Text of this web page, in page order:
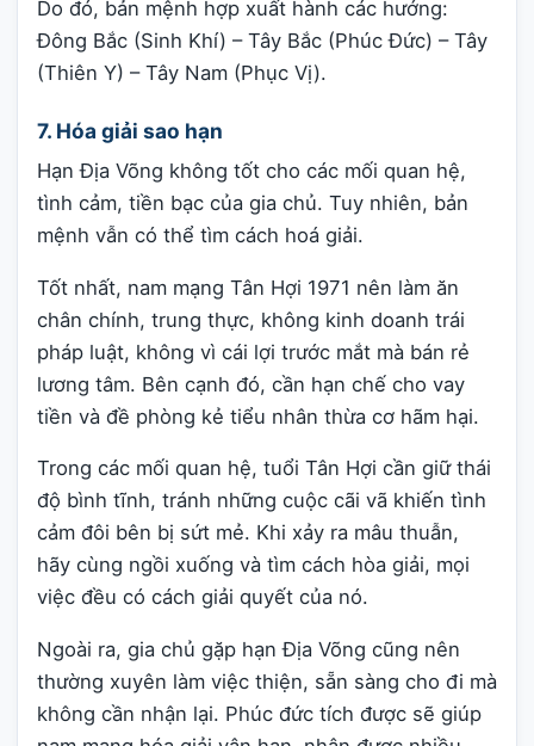
Do đó, bản mệnh hợp xuất hành các hướng:
Đông Bắc (Sinh Khí) – Tây Bắc (Phúc Đức) – Tây
(Thiên Y) – Tây Nam (Phục Vị).
7. Hóa giải sao hạn
Hạn Địa Võng không tốt cho các mối quan hệ,
tình cảm, tiền bạc của gia chủ. Tuy nhiên, bản
mệnh vẫn có thể tìm cách hoá giải.
Tốt nhất, nam mạng Tân Hợi 1971 nên làm ăn
chân chính, trung thực, không kinh doanh trái
pháp luật, không vì cái lợi trước mắt mà bán rẻ
lương tâm. Bên cạnh đó, cần hạn chế cho vay
tiền và đề phòng kẻ tiểu nhân thừa cơ hãm hại.
Trong các mối quan hệ, tuổi Tân Hợi cần giữ thái
độ bình tĩnh, tránh những cuộc cãi vã khiến tình
cảm đôi bên bị sứt mẻ. Khi xảy ra mâu thuẫn,
hãy cùng ngồi xuống và tìm cách hòa giải, mọi
việc đều có cách giải quyết của nó.
Ngoài ra, gia chủ gặp hạn Địa Võng cũng nên
thường xuyên làm việc thiện, sẵn sàng cho đi mà
không cần nhận lại. Phúc đức tích được sẽ giúp